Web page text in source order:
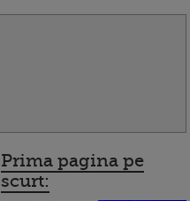
Prima pagina pe
scurt: